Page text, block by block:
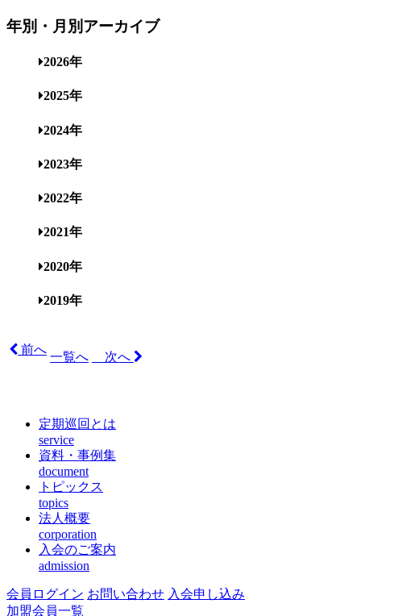
年別・月別アーカイブ
2026年
2025年
2024年
2023年
2022年
2021年
2020年
2019年
前へ
一覧へ 次へ
定期巡回とは
service
資料・事例集
document
トピックス
topics
法人概要
corporation
入会のご案内
admission
会員ログイン お問い合わせ 入会申し込み
加盟会員一覧